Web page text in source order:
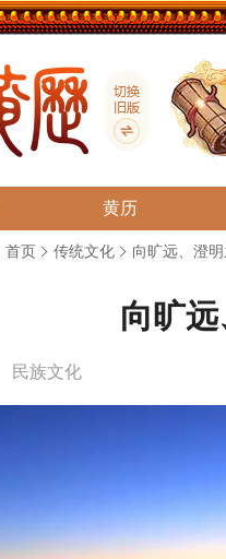
黄历
首页 传统文化 向旷远、澄
向旷
民族文化